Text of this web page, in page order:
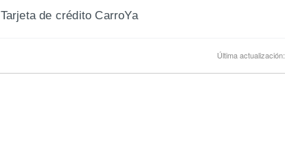
Tarjeta de crédito CarroYa
Última actualización: